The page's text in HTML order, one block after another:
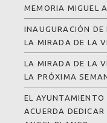
MEMORIA MIGUEL
INAUGURACIÓN DE
LA MIRADA DE LA
LA MIRADA DE LA
LA PRÓXIMA
EL
ACUERDA